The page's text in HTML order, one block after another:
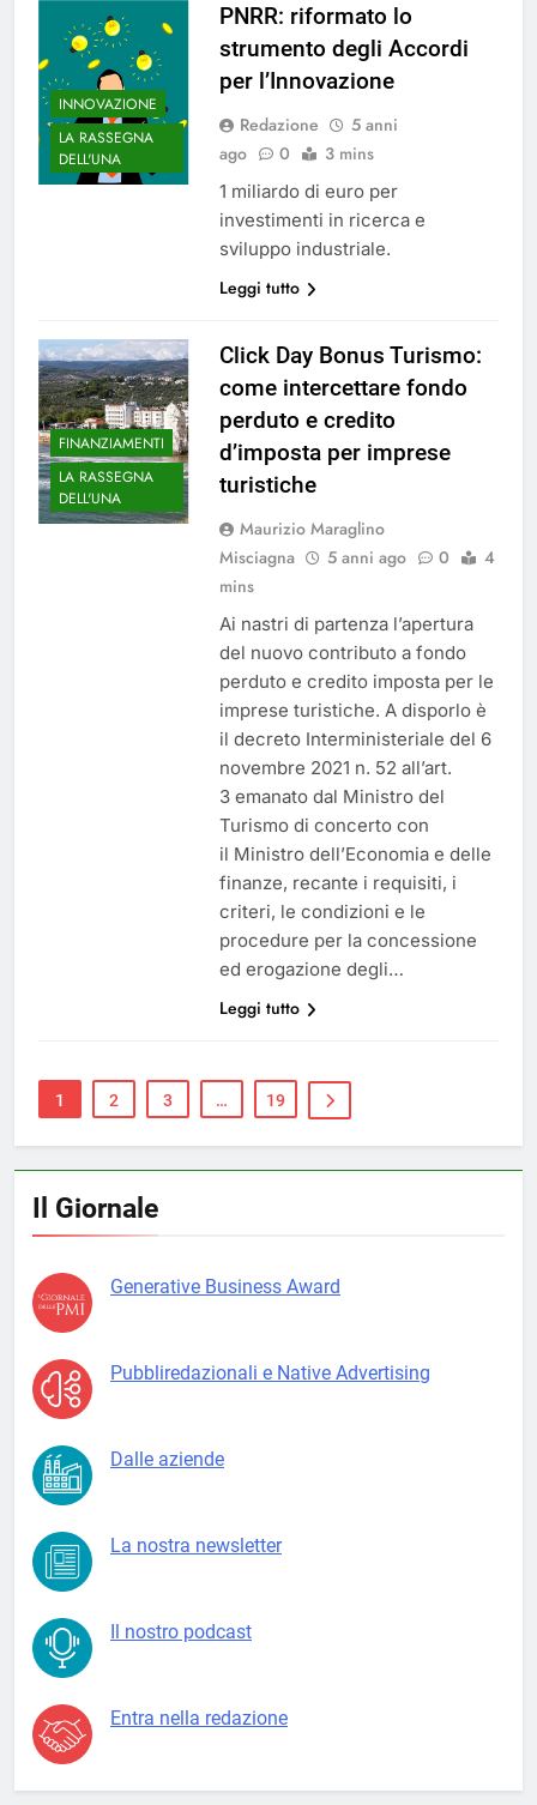
INNOVAZIONE
LA RASSEGNA
DELL'UNA
PNRR: riformato lo
strumento degli Accordi
per l’Innovazione
Redazione
5 anni
ago
0 3 mins
1 miliardo di euro per
investimenti in ricerca e
sviluppo industriale.
Leggi tutto
FINANZIAMENTI
LA RASSEGNA
DELL'UNA
Click Day Bonus Turismo:
come intercettare fondo
perduto e credito
d’imposta per imprese
turistiche
Maurizio Maraglino
Misciagna
5 anni ago 0
4
mins
Ai nastri di partenza l’apertura
del nuovo contributo a fondo
perduto e credito imposta per le
imprese turistiche. A disporlo è
il decreto Interministeriale del 6
novembre 2021 n. 52 all’art.
3 emanato dal Ministro del
Turismo di concerto con
il Ministro dell’Economia e delle
finanze, recante i requisiti, i
criteri, le condizioni e le
procedure per la concessione
ed erogazione degli…
Leggi tutto
1 2 3 … 19
Il Giornale
Generative Business Award
Pubbliredazionali e Native Advertising
Dalle aziende
La nostra newsletter
Il nostro podcast
Entra nella redazione